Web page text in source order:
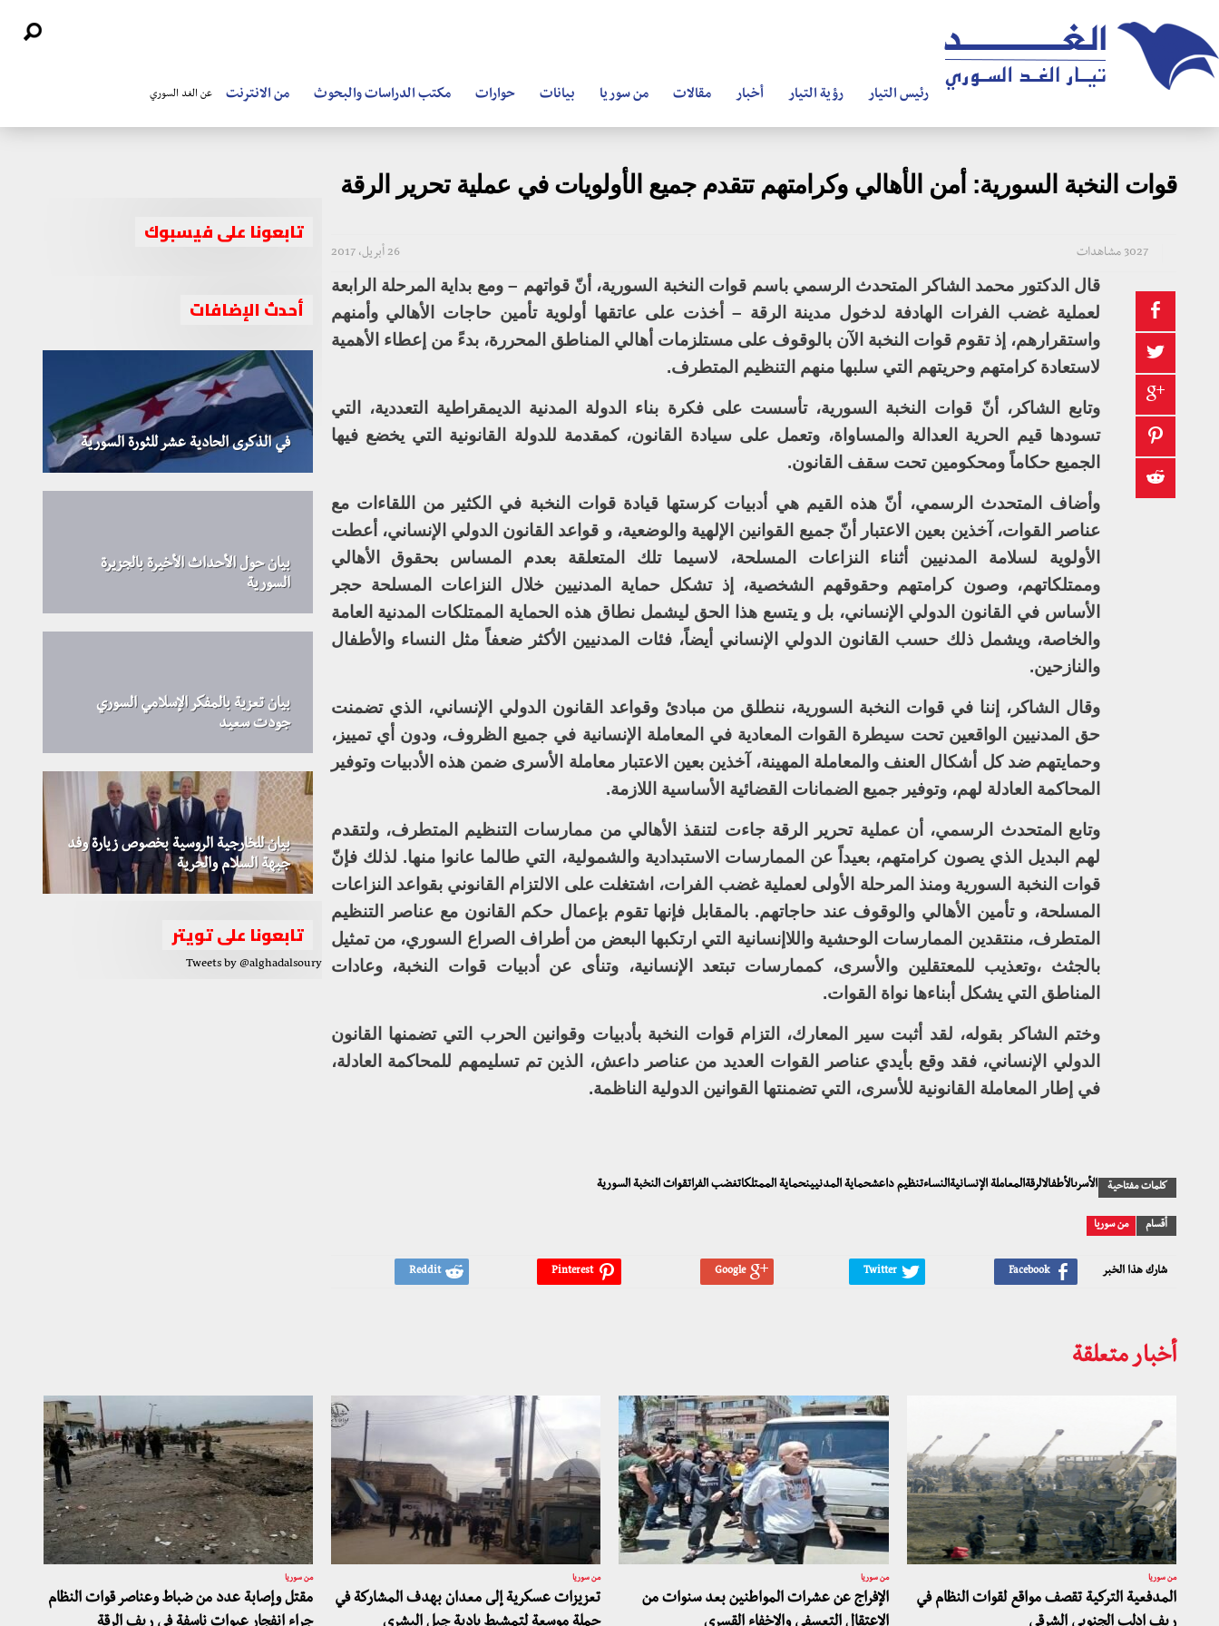
رئيس التيار رؤية التيار أخبار مقالات من سوريا بيانات حوارات مكتب الدراسات والبحوث من الانترنت عن الغد السوري
قوات النخبة السورية: أمن الأهالي وكرامتهم تتقدم جميع الأولويات في عملية تحرير الرقة
26 أبريل، 2017 3027 مشاهدات
قال الدكتور محمد الشاكر المتحدث الرسمي باسم قوات النخبة السورية، أنّ قواتهم – ومع بداية المرحلة الرابعة
لعملية غضب الفرات الهادفة لدخول مدينة الرقة – أخذت على عاتقها أولوية تأمين حاجات الأهالي وأمنهم
واستقرارهم، إذ تقوم قوات النخبة الآن بالوقوف على مستلزمات أهالي المناطق المحررة، بدءً من إعطاء الأهمية
لاستعادة كرامتهم وحريتهم التي سلبها منهم التنظيم المتطرف.
وتابع الشاكر، أنّ قوات النخبة السورية، تأسست على فكرة بناء الدولة المدنية الديمقراطية التعددية، التي
تسودها قيم الحرية العدالة والمساواة، وتعمل على سيادة القانون، كمقدمة للدولة القانونية التي يخضع فيها
الجميع حكاماً ومحكومين تحت سقف القانون.
وأضاف المتحدث الرسمي، أنّ هذه القيم هي أدبيات كرستها قيادة قوات النخبة في الكثير من اللقاءات مع
عناصر القوات، آخذين بعين الاعتبار أنّ جميع القوانين الإلهية والوضعية، و قواعد القانون الدولي الإنساني، أعطت
الأولوية لسلامة المدنيين أثناء النزاعات المسلحة، لاسيما تلك المتعلقة بعدم المساس بحقوق الأهالي
وممتلكاتهم، وصون كرامتهم وحقوقهم الشخصية، إذ تشكل حماية المدنيين خلال النزاعات المسلحة حجر
الأساس في القانون الدولي الإنساني، بل و يتسع هذا الحق ليشمل نطاق هذه الحماية الممتلكات المدنية العامة
والخاصة، ويشمل ذلك حسب القانون الدولي الإنساني أيضاً، فئات المدنيين الأكثر ضعفاً مثل النساء والأطفال
والنازحين.
وقال الشاكر، إننا في قوات النخبة السورية، ننطلق من مبادئ وقواعد القانون الدولي الإنساني، الذي تضمنت
حق المدنيين الواقعين تحت سيطرة القوات المعادية في المعاملة الإنسانية في جميع الظروف، ودون أي تمييز،
وحمايتهم ضد كل أشكال العنف والمعاملة المهينة، آخذين بعين الاعتبار معاملة الأسرى ضمن هذه الأدبيات وتوفير
المحاكمة العادلة لهم، وتوفير جميع الضمانات القضائية الأساسية اللازمة.
وتابع المتحدث الرسمي، أن عملية تحرير الرقة جاءت لتنقذ الأهالي من ممارسات التنظيم المتطرف، ولتقدم
لهم البديل الذي يصون كرامتهم، بعيداً عن الممارسات الاستبدادية والشمولية، التي طالما عانوا منها. لذلك فإنّ
قوات النخبة السورية ومنذ المرحلة الأولى لعملية غضب الفرات، اشتغلت على الالتزام القانوني بقواعد النزاعات
المسلحة، و تأمين الأهالي والوقوف عند حاجاتهم. بالمقابل فإنها تقوم بإعمال حكم القانون مع عناصر التنظيم
المتطرف، منتقدين الممارسات الوحشية واللاإنسانية التي ارتكبها البعض من أطراف الصراع السوري، من تمثيل
بالجثث ،وتعذيب للمعتقلين والأسرى، كممارسات تبتعد الإنسانية، وتنأى عن أدبيات قوات النخبة، وعادات
المناطق التي يشكل أبناءها نواة القوات.
وختم الشاكر بقوله، لقد أثبت سير المعارك، التزام قوات النخبة بأدبيات وقوانين الحرب التي تضمنها القانون
الدولي الإنساني، فقد وقع بأيدي عناصر القوات العديد من عناصر داعش، الذين تم تسليمهم للمحاكمة العادلة،
في إطار المعاملة القانونية للأسرى، التي تضمنتها القوانين الدولية الناظمة.
كلمات مفتاحية الأسرىالأطفالالرقةالمعاملة الإنسانيةالنساءتنظيم داعشحماية المدنيينحماية الممتلكاتغضب الفراتقوات النخبة السورية
أقسام من سوريا
شارك هذا الخبر
تابعونا على فيسبوك
أحدث الإضافات
في الذكرى الحادية عشر للثورة السورية
بيان حول الأحداث الأخيرة بالجزيرة
السورية
بيان تعزية بالمفكر الإسلامي السوري
جودت سعيد
بيان للخارجية الروسية بخصوص زيارة وفد
جبهة السلام والحرية
تابعونا على تويتر
Tweets by @alghadalsoury
أخبار متعلقة
من سوريا
المدفعية التركية تقصف مواقع لقوات النظام في
من سوريا
الإفراج عن عشرات المواطنين بعد سنوات من
من سوريا
تعزيزات عسكرية إلى معدان بهدف المشاركة في
من سوريا
مقتل وإصابة عدد من ضباط وعناصر قوات النظام